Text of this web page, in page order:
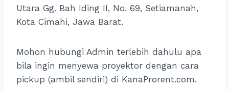
Utara Gg. Bah Iding II, No. 69, Setiamanah,
Kota Cimahi, Jawa Barat.
Mohon hubungi Admin terlebih dahulu apa
bila ingin menyewa proyektor dengan cara
pickup (ambil sendiri) di KanaProrent.com.